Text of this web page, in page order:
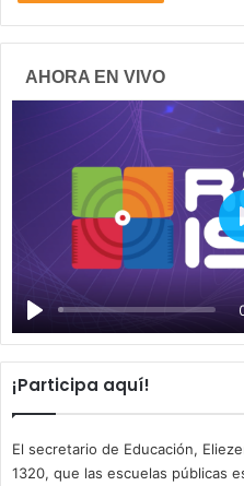
AHORA EN VIVO
¡Participa aquí!
El secretario de Educación,
1320, que las escuelas públicas